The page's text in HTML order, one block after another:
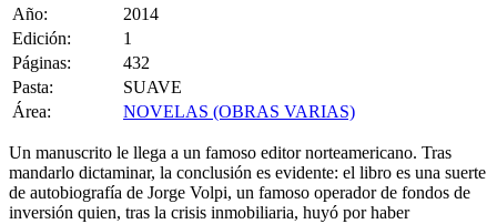
Año:
2014
Edición:
1
Páginas:
432
Pasta:
SUAVE
Área:
NOVELAS (OBRAS VARIAS)
Un manuscrito le llega a un famoso editor norteamericano. Tras
mandarlo dictaminar, la conclusión es evidente: el libro es una suerte
de autobiografía de Jorge Volpi, un famoso operador de fondos de
inversión quien, tras la crisis inmobiliaria, huyó por haber